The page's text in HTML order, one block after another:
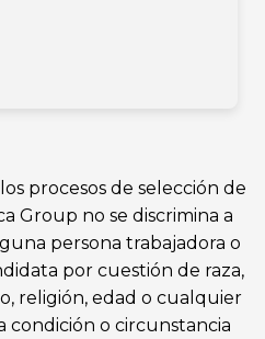
procesos de selección de
Group no se discrimina a
persona trabajadora o
por cuestión de raza,
religión, edad o cualquier
condición o circunstancia